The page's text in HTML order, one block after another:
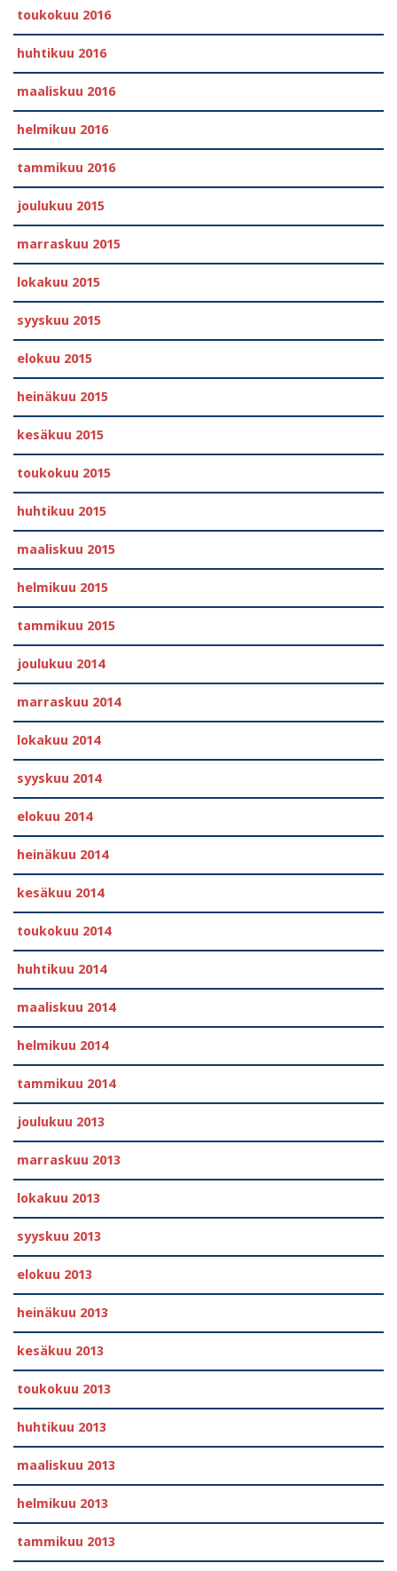
toukokuu 2016
huhtikuu 2016
maaliskuu 2016
helmikuu 2016
tammikuu 2016
joulukuu 2015
marraskuu 2015
lokakuu 2015
syyskuu 2015
elokuu 2015
heinäkuu 2015
kesäkuu 2015
toukokuu 2015
huhtikuu 2015
maaliskuu 2015
helmikuu 2015
tammikuu 2015
joulukuu 2014
marraskuu 2014
lokakuu 2014
syyskuu 2014
elokuu 2014
heinäkuu 2014
kesäkuu 2014
toukokuu 2014
huhtikuu 2014
maaliskuu 2014
helmikuu 2014
tammikuu 2014
joulukuu 2013
marraskuu 2013
lokakuu 2013
syyskuu 2013
elokuu 2013
heinäkuu 2013
kesäkuu 2013
toukokuu 2013
huhtikuu 2013
maaliskuu 2013
helmikuu 2013
tammikuu 2013